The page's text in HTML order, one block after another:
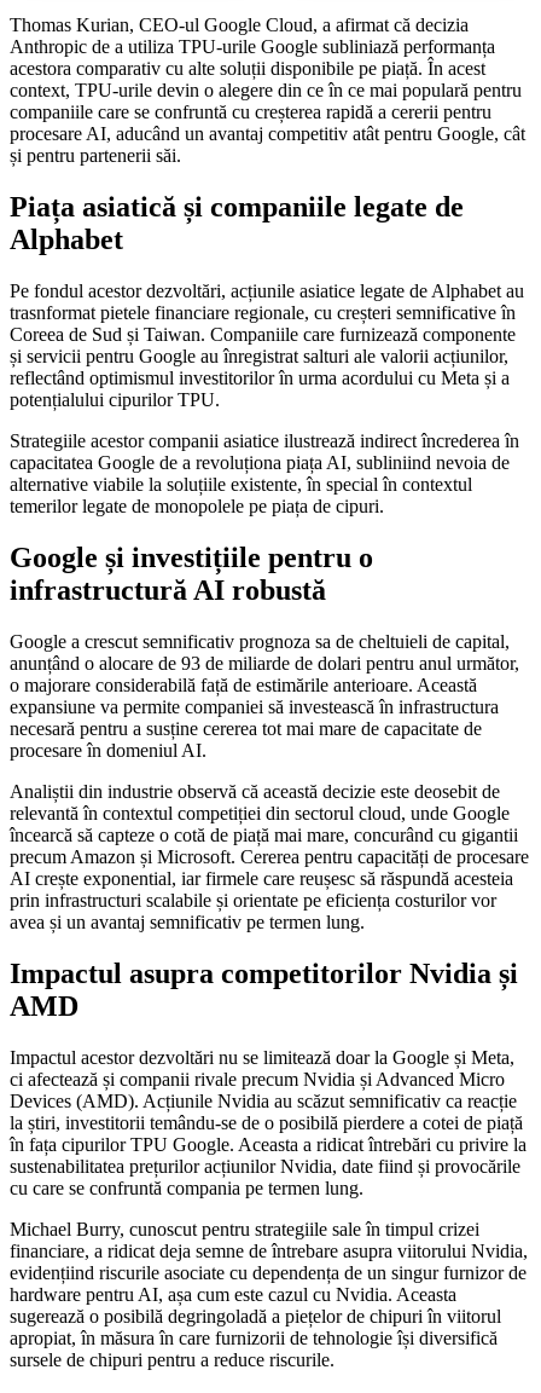
Thomas Kurian, CEO-ul Google Cloud, a afirmat că decizia
Anthropic de a utiliza TPU-urile Google subliniază performanța
acestora comparativ cu alte soluții disponibile pe piață. În acest
context, TPU-urile devin o alegere din ce în ce mai populară pentru
companiile care se confruntă cu creșterea rapidă a cererii pentru
procesare AI, aducând un avantaj competitiv atât pentru Google, cât
și pentru partenerii săi.
Piața asiatică și companiile legate de
Alphabet
Pe fondul acestor dezvoltări, acțiunile asiatice legate de Alphabet au
trasnformat pietele financiare regionale, cu creșteri semnificative în
Coreea de Sud și Taiwan. Companiile care furnizează componente
și servicii pentru Google au înregistrat salturi ale valorii acțiunilor,
reflectând optimismul investitorilor în urma acordului cu Meta și a
potențialului cipurilor TPU.
Strategiile acestor companii asiatice ilustrează indirect încrederea în
capacitatea Google de a revoluționa piața AI, subliniind nevoia de
alternative viabile la soluțiile existente, în special în contextul
temerilor legate de monopolele pe piața de cipuri.
Google și investițiile pentru o
infrastructură AI robustă
Google a crescut semnificativ prognoza sa de cheltuieli de capital,
anunțând o alocare de 93 de miliarde de dolari pentru anul următor,
o majorare considerabilă față de estimările anterioare. Această
expansiune va permite companiei să investească în infrastructura
necesară pentru a susține cererea tot mai mare de capacitate de
procesare în domeniul AI.
Analiștii din industrie observă că această decizie este deosebit de
relevantă în contextul competiției din sectorul cloud, unde Google
încearcă să capteze o cotă de piață mai mare, concurând cu gigantii
precum Amazon și Microsoft. Cererea pentru capacități de procesare
AI crește exponential, iar firmele care reușesc să răspundă acesteia
prin infrastructuri scalabile și orientate pe eficiența costurilor vor
avea și un avantaj semnificativ pe termen lung.
Impactul asupra competitorilor Nvidia și
AMD
Impactul acestor dezvoltări nu se limitează doar la Google și Meta,
ci afectează și companii rivale precum Nvidia și Advanced Micro
Devices (AMD). Acțiunile Nvidia au scăzut semnificativ ca reacție
la știri, investitorii temându-se de o posibilă pierdere a cotei de piață
în fața cipurilor TPU Google. Aceasta a ridicat întrebări cu privire la
sustenabilitatea prețurilor acțiunilor Nvidia, date fiind și provocările
cu care se confruntă compania pe termen lung.
Michael Burry, cunoscut pentru strategiile sale în timpul crizei
financiare, a ridicat deja semne de întrebare asupra viitorului Nvidia,
evidențiind riscurile asociate cu dependența de un singur furnizor de
hardware pentru AI, așa cum este cazul cu Nvidia. Aceasta
sugerează o posibilă degringoladă a piețelor de chipuri în viitorul
apropiat, în măsura în care furnizorii de tehnologie își diversifică
sursele de chipuri pentru a reduce riscurile.